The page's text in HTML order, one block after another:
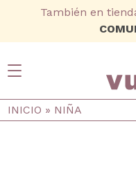
Ir al contenido principal
También en
Ruta de navegación
INICIO NIÑA